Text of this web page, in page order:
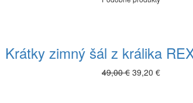
Krátky zimný šál z králika
49,00 € 39,20 €